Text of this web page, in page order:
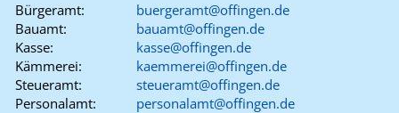
Bürgeramt:
buergeramt@offingen.de
Bauamt:
bauamt@offingen.de
Kasse:
kasse@offingen.de
Kämmerei:
kaemmerei@offingen.de
Steueramt:
steueramt@offingen.de
Personalamt:
personalamt@offingen.de